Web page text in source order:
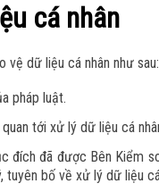
cá nhân
dữ liệu cá nhân như sau:
pháp luật.
tới xử lý dữ liệu cá
đích đã được Bên Kiểm
tuyên bố về xử lý dữ liệu